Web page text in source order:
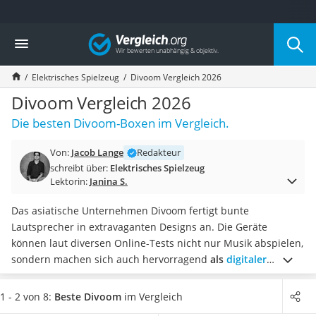
Die beliebtesten Vergleiche nach Kategorie
Kind & Baby
Babyphone mit 2 Kameras
Walkie-Talkie Kinder
Kindermatratzen
Babywippe
Rollschuhe für Kinder
Laufrad
Kinderschubkarre
Kinderuhr
Babyphone
Treppenschutzgitter
Kindersitz ab 4 Jahren
Kinderroller 3 Räder
Ferngesteuertes Auto
Vergleich
Elektrisches Spielzeug Divoom Vergleich 2026
Divoom Vergleich 2026
Die besten Divoom-Boxen im Vergleich.
Von: Jacob Lange
Redakteur
schreibt über: Elektrisches Spielzeug
Lektorin: Janina S.
Das asiatische Unternehmen Divoom fertigt bunte
Lautsprecher in extravaganten Designs an. Die Geräte
können laut diversen Online-Tests nicht nur Musik abspielen,
sondern machen sich auch hervorragend als digitaler
Bilderrahmen, Minispiel-Bildschirm oder Wecker. Außerdem
können Sie den Bildschirm nach Belieben selber gestalten
1 - 2 von 8: Beste Divoom im Vergleich